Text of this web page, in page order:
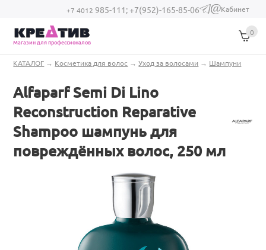
Перейти к основному содержанию
+7 4012 985-111;+7(952)-165-85-06
(link sends e-
Кабинет
Магазин для профессионалов
0
Вы здесь
КАТАЛОГ → Косметика для волос →Уход за волосами → Шампуни
Alfaparf Semi Di Lino
Reconstruction Reparative
Shampoo шампунь для
повреждённых волос, 250 мл